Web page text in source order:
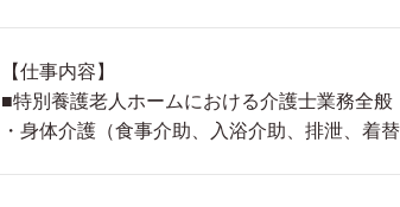
【仕事内容】
■特別養護老人ホームにおける介護士業務全般
・身体介護（食事介助、入浴介助、排泄、着